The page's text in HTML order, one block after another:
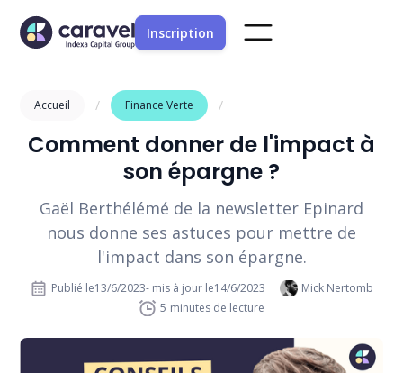
Inscription
Accueil / Finance Verte /
Comment donner de l'impact à
son épargne ?
Gaël Berthélémé de la newsletter Epinard
nous donne ses astuces pour mettre de
l'impact dans son épargne.
Publié le13/6/2023- mis à jour le14/6/2023
Mick Nertomb
5 minutes de lecture